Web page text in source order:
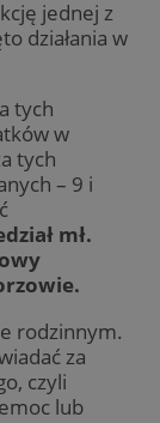
jednej z
działania w
tych
w
tych
– 9 i
mł.
rodzinnym.
za
czyli
lub